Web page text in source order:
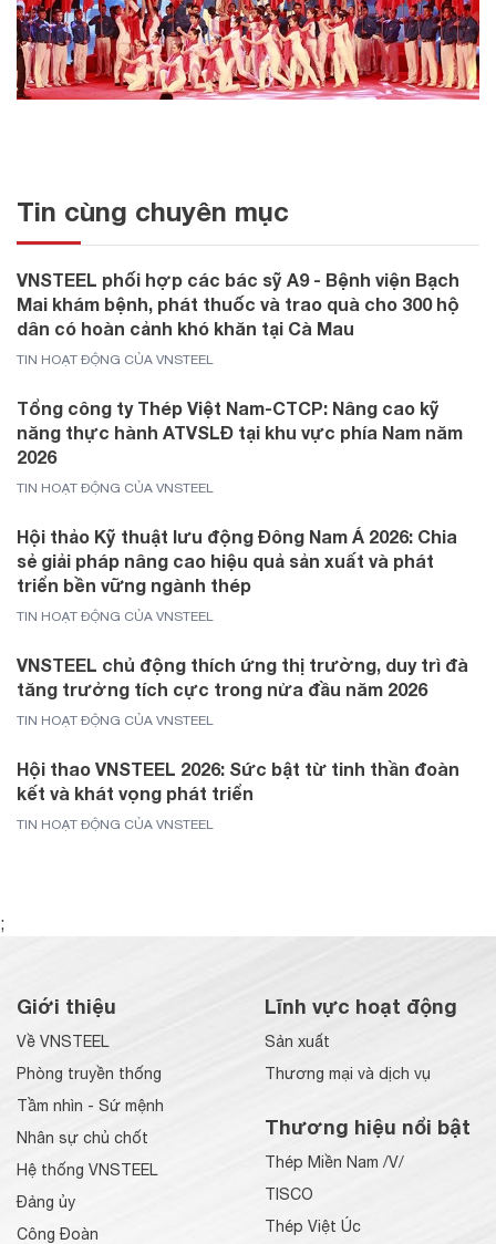
Tin cùng chuyên mục
VNSTEEL phối hợp các bác sỹ A9 - Bệnh viện Bạch
Mai khám bệnh, phát thuốc và trao quà cho 300 hộ
dân có hoàn cảnh khó khăn tại Cà Mau
TIN HOẠT ĐỘNG CỦA VNSTEEL
Tổng công ty Thép Việt Nam-CTCP: Nâng cao kỹ
năng thực hành ATVSLĐ tại khu vực phía Nam năm
2026
TIN HOẠT ĐỘNG CỦA VNSTEEL
Hội thảo Kỹ thuật lưu động Đông Nam Á 2026: Chia
sẻ giải pháp nâng cao hiệu quả sản xuất và phát
triển bền vững ngành thép
TIN HOẠT ĐỘNG CỦA VNSTEEL
VNSTEEL chủ động thích ứng thị trường, duy trì đà
tăng trưởng tích cực trong nửa đầu năm 2026
TIN HOẠT ĐỘNG CỦA VNSTEEL
Hội thao VNSTEEL 2026: Sức bật từ tinh thần đoàn
kết và khát vọng phát triển
TIN HOẠT ĐỘNG CỦA VNSTEEL
;
Giới thiệu
Về VNSTEEL
Phòng truyền thống
Tầm nhìn - Sứ mệnh
Nhân sự chủ chốt
Hệ thống VNSTEEL
Đảng ủy
Công Đoàn
Lĩnh vực hoạt động
Sản xuất
Thương mại và dịch vụ
Thương hiệu nổi bật
Thép Miền Nam /V/
TISCO
Thép Việt Úc